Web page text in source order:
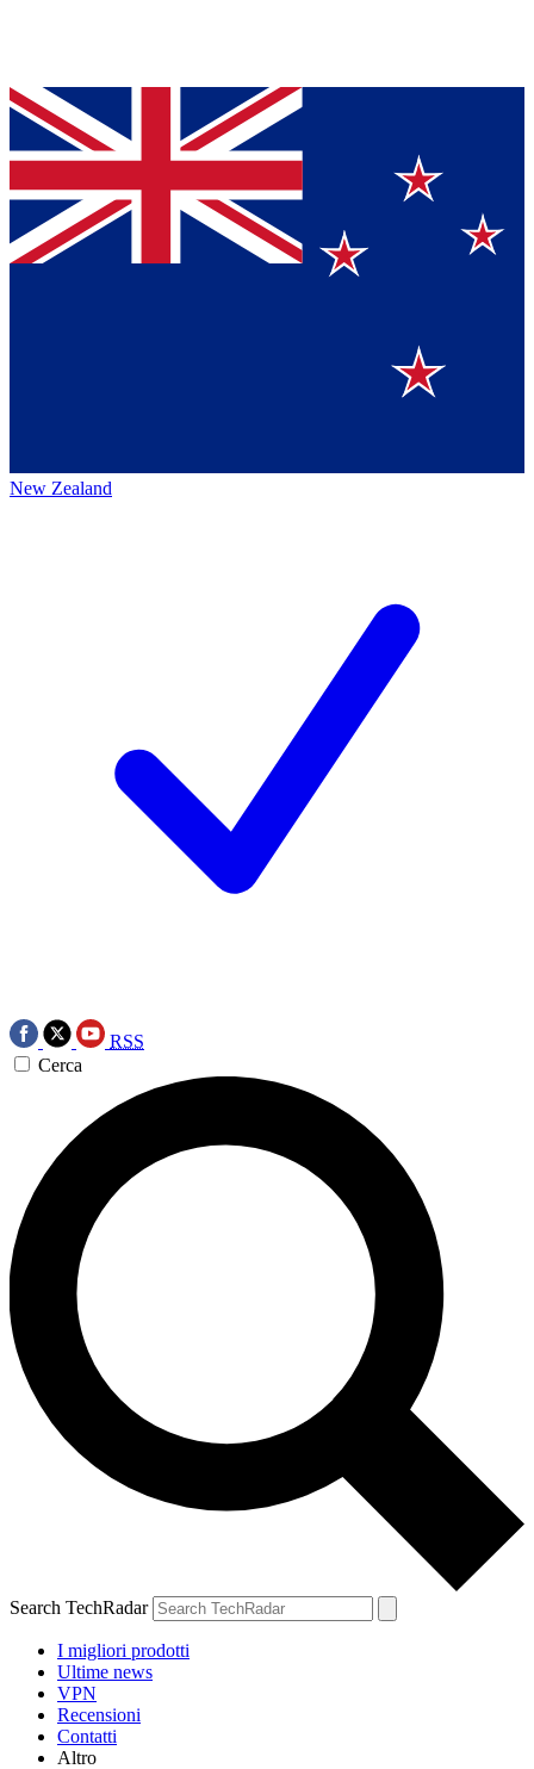
New Zealand
RSS
Cerca
Search TechRadar
I migliori prodotti
Ultime news
VPN
Recensioni
Contatti
Altro